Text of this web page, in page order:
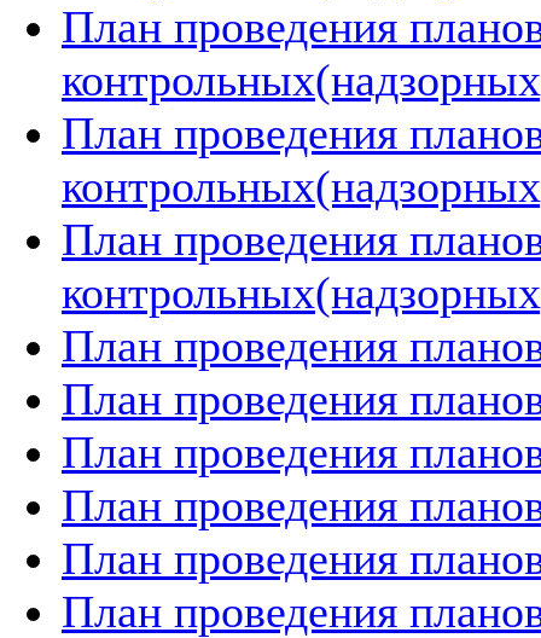
План проведения
План проведения
План проведения
План проведения
План проведения
План проведения
План проведения
План проведения
План проведения